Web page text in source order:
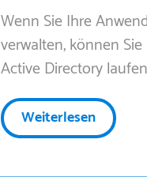
Wenn Sie Ihre
verwalten, können
Active Directory
Weiterlesen